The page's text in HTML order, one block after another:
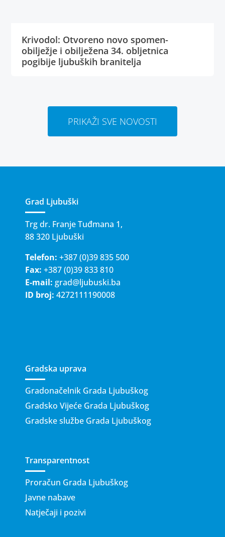
Krivodol: Otvoreno novo spomen-
obilježje i obilježena 34. obljetnica
pogibije ljubuških branitelja
PRIKAŽI SVE NOVOSTI
Grad Ljubuški
Trg dr. Franje Tuđmana 1,
88 320 Ljubuški
Telefon: +387 (0)39 835 500
Fax: +387 (0)39 833 810
E-mail: grad@ljubuski.ba
ID broj: 4272111190008
Gradska uprava
Gradonačelnik Grada Ljubuškog
Gradsko Vijeće Grada Ljubuškog
Gradske službe Grada Ljubuškog
Transparentnost
Proračun Grada Ljubuškog
Javne nabave
Natječaji i pozivi